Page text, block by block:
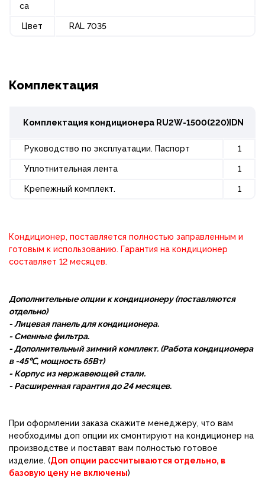
са
Цвет RAL 7035
Комплектация
Комплектация кондиционера RU2W-1500(220)IDN
Руководство по эксплуатации. Паспорт 1
Уплотнительная лента 1
Крепежный комплект. 1
Кондиционер, поставляется полностью заправленным и
готовым к использованию. Гарантия на кондиционер
составляет 12 месяцев.
Дополнительные опции к кондиционеру (поставляются
отдельно)
- Лицевая панель для кондиционера.
- Сменные фильтра.
- Дополнительный зимний комплект. (Работа кондиционера
в -45℃, мощность 65Вт)
- Корпус из нержавеющей стали.
- Расширенная гарантия до 24 месяцев.
При оформлении заказа скажите менеджеру, что вам
необходимы доп опции их смонтируют на кондиционер на
производстве и поставят вам полностью готовое
изделие. (Доп опции рассчитываются отдельно, в
базовую цену не включены)